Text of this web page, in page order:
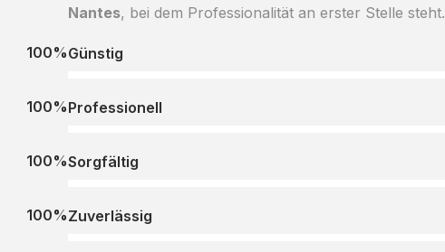
Nantes, bei dem Professionalität an erster Stelle steht.
Günstig
100%
Professionell
100%
Sorgfältig
100%
Zuverlässig
100%